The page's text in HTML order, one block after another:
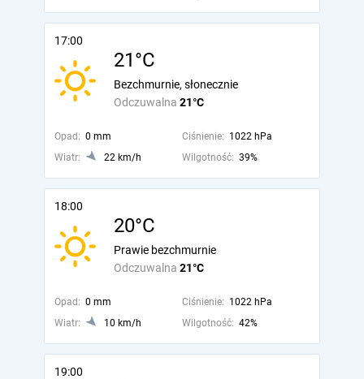
17:00
21°C
Odczuwalna 21°C
Bezchmurnie, słonecznie
Opad: 0 mm Ciśnienie: 1022 hPa
Wiatr:
22 km/h Wilgotność: 39%
18:00
20°C
Odczuwalna 21°C
Prawie bezchmurnie
Opad: 0 mm Ciśnienie: 1022 hPa
Wiatr:
10 km/h Wilgotność: 42%
19:00